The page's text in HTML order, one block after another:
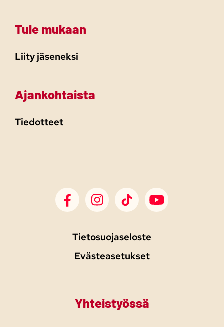
Tule mukaan
Liity jäseneksi
Ajankohtaista
Tiedotteet
SDP Facebook
SDP Instagram
SDP TikTokSDP Youtube
Tietosuojaseloste
Evästeasetukset
Yhteistyössä